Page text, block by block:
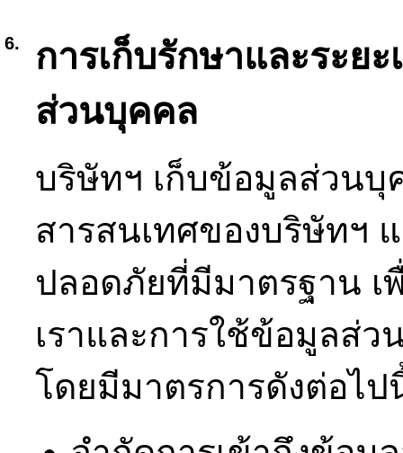
6.
การเก็บรักษาและระย
ส่วนบุคคล
บริษัทฯ เก็บข้อมูลส่วนบุ
สารสนเทศของบริษัทฯ
ปลอดภัยที่มีมาตรฐาน เ
เราและการใช้ข้อมูลส่
โดยมีมาตรการดังต่อไป